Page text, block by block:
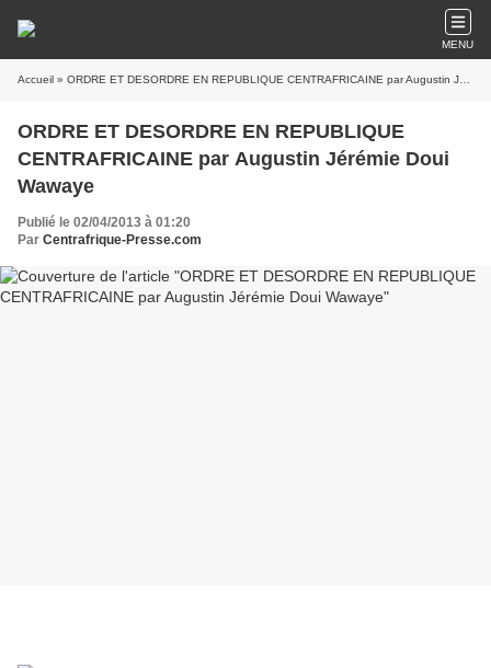
MENU
Accueil » ORDRE ET DESORDRE EN REPUBLIQUE CENTRAFRICAINE par Augustin Jérémie Doui Wawaye
ORDRE ET DESORDRE EN REPUBLIQUE
CENTRAFRICAINE par Augustin Jérémie Doui
Wawaye
Publié le 02/04/2013 à 01:20
Par Centrafrique-Presse.com